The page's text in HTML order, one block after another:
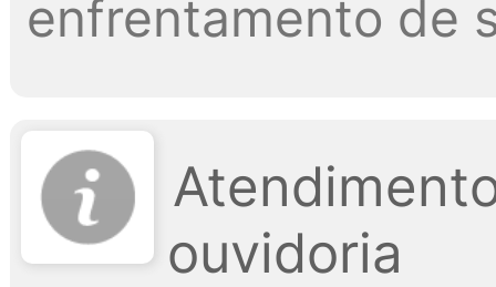
enfrentamento de
ouvidoria